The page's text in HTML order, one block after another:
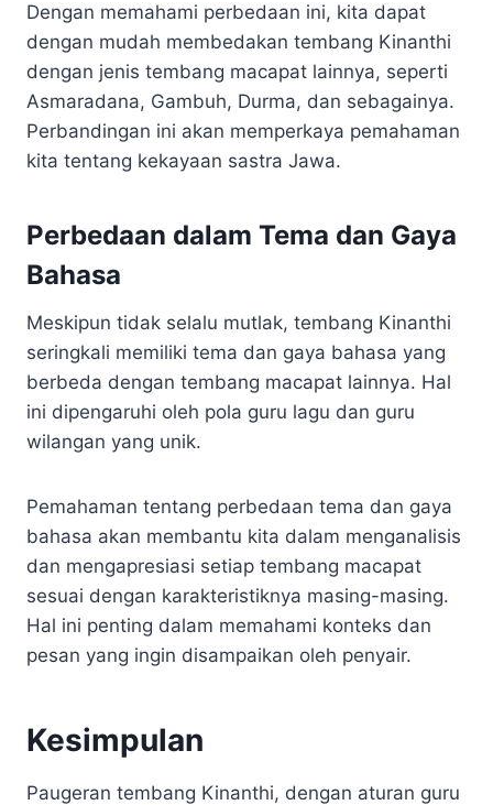
Dengan memahami perbedaan ini, kita dapat
dengan mudah membedakan tembang Kinanthi
dengan jenis tembang macapat lainnya, seperti
Asmaradana, Gambuh, Durma, dan sebagainya.
Perbandingan ini akan memperkaya pemahaman
kita tentang kekayaan sastra Jawa.
Perbedaan dalam Tema dan Gaya
Bahasa
Meskipun tidak selalu mutlak, tembang Kinanthi
seringkali memiliki tema dan gaya bahasa yang
berbeda dengan tembang macapat lainnya. Hal
ini dipengaruhi oleh pola guru lagu dan guru
wilangan yang unik.
Pemahaman tentang perbedaan tema dan gaya
bahasa akan membantu kita dalam menganalisis
dan mengapresiasi setiap tembang macapat
sesuai dengan karakteristiknya masing-masing.
Hal ini penting dalam memahami konteks dan
pesan yang ingin disampaikan oleh penyair.
Kesimpulan
Paugeran tembang Kinanthi, dengan aturan guru